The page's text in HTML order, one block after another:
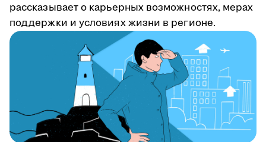
рассказывает о карьерных возможностях, мерах
поддержки и условиях жизни в регионе.